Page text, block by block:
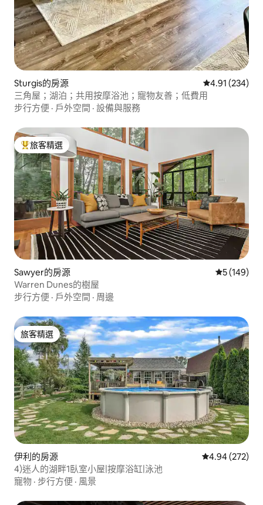
Sturgis的房源 從 234 則評價
4.91 (234)
三角屋；湖泊；共用按摩浴池；寵物友善；低費用
步行方便 · 戶外空間 · 設備與服務
旅客精選榜首
旅客精選
Sawyer的房源 從 149 則評
5 (149)
Warren Dunes的樹屋
步行方便 · 戶外空間 · 周邊
旅客精選
旅客精選
伊利的房源 從 272 則評價
4.94 (272)
4)迷人的湖畔1臥室小屋|按摩浴缸|泳池
寵物 · 步行方便 · 風景